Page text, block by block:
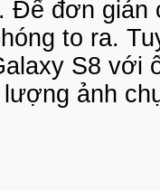
đơn giản
to ra.
S8 với
ảnh